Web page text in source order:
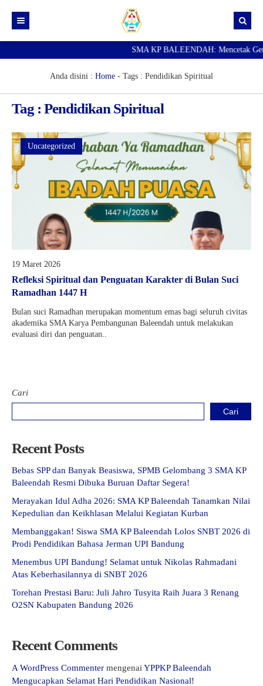
Data Guru
Portal Siswa
SPMB
SNBP
SMA KP BALEENDAH: Mencetak
Anda disini : Home - Tags : Pendidikan Spiritual
Tag : Pendidikan Spiritual
Uncategorized
19 Maret 2026
Refleksi Spiritual dan Penguatan Karakter di Bulan Suci
Ramadhan 1447 H
Bulan suci Ramadhan merupakan momentum emas bagi seluruh civitas
akademika SMA Karya Pembangunan Baleendah untuk melakukan
evaluasi diri dan penguatan..
Cari
Cari
Recent Posts
Bebas SPP dan Banyak Beasiswa, SPMB Gelombang 3 SMA KP
Baleendah Resmi Dibuka Buruan Daftar Segera!
Merayakan Idul Adha 2026: SMA KP Baleendah Tanamkan Nilai
Kepedulian dan Keikhlasan Melalui Kegiatan Kurban
Membanggakan! Siswa SMA KP Baleendah Lolos SNBT 2026 di
Prodi Pendidikan Bahasa Jerman UPI Bandung
Menembus UPI Bandung! Selamat untuk Nikolas Rahmadani
Atas Keberhasilannya di SNBT 2026
Torehan Prestasi Baru: Juli Jahro Tusyita Raih Juara 3 Renang
O2SN Kabupaten Bandung 2026
Recent Comments
A WordPress Commenter mengenai YPPKP Baleendah
Mengucapkan Selamat Hari Pendidikan Nasional!